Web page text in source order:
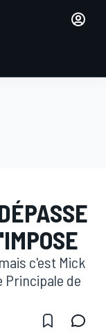
c'est Mick
Principale de